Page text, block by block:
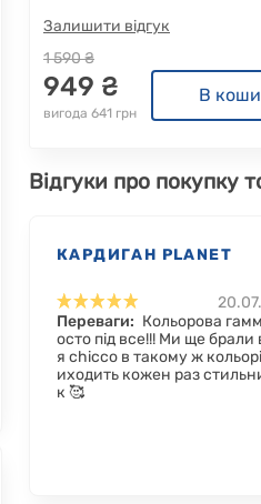
Залишити відгук
1 590 ₴
949 ₴
вигода 641 грн
В
Відгуки про покупку
КАРДИГАН PLANET
Переваги: Кольорова
осто під все!!! Ми ще брали
я chicco в такому ж
иходить кожен раз
к 🥰